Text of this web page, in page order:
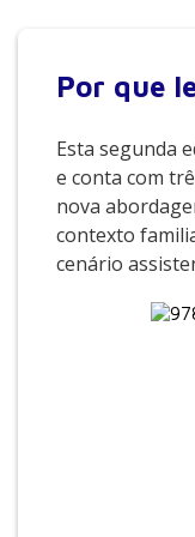
Por que
Esta segunda
e conta com
nova
contexto
cenário